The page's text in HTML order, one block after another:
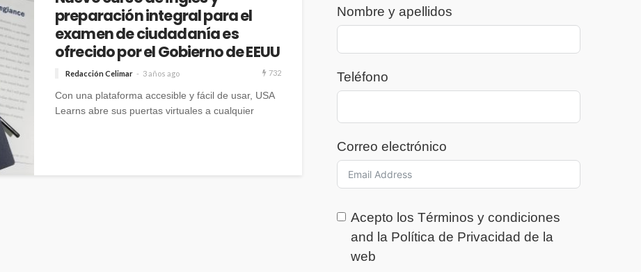
preparación integral para el
examen de ciudadanía es
ofrecido por el Gobierno de EEUU
Redacción Celimar 3 años ago 732
Con una plataforma accesible y fácil de usar, USA
Learns abre sus puertas virtuales a cualquier
Nombre y apellidos
Teléfono
Correo electrónico
Acepto los Términos y condiciones
and la Política de Privacidad de la
web